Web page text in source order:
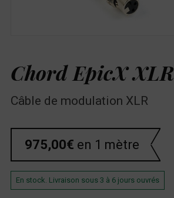
Chord EpicX XLR
Câble de modulation XLR
975,00€ en 1 mètre
En stock. Livraison sous 3 à 6 jours ouvrés